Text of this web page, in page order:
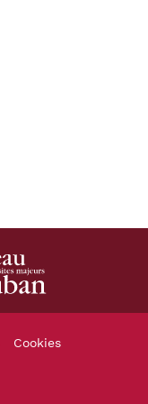
Cookies